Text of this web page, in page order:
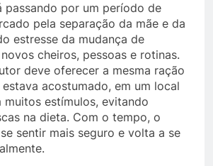
passando por um período de
pela separação da mãe e da
estresse da mudança de
cheiros, pessoas e rotinas.
deve oferecer a mesma ração
acostumado, em um local
muitos estímulos, evitando
na dieta. Com o tempo, o
sentir mais seguro e volta a se